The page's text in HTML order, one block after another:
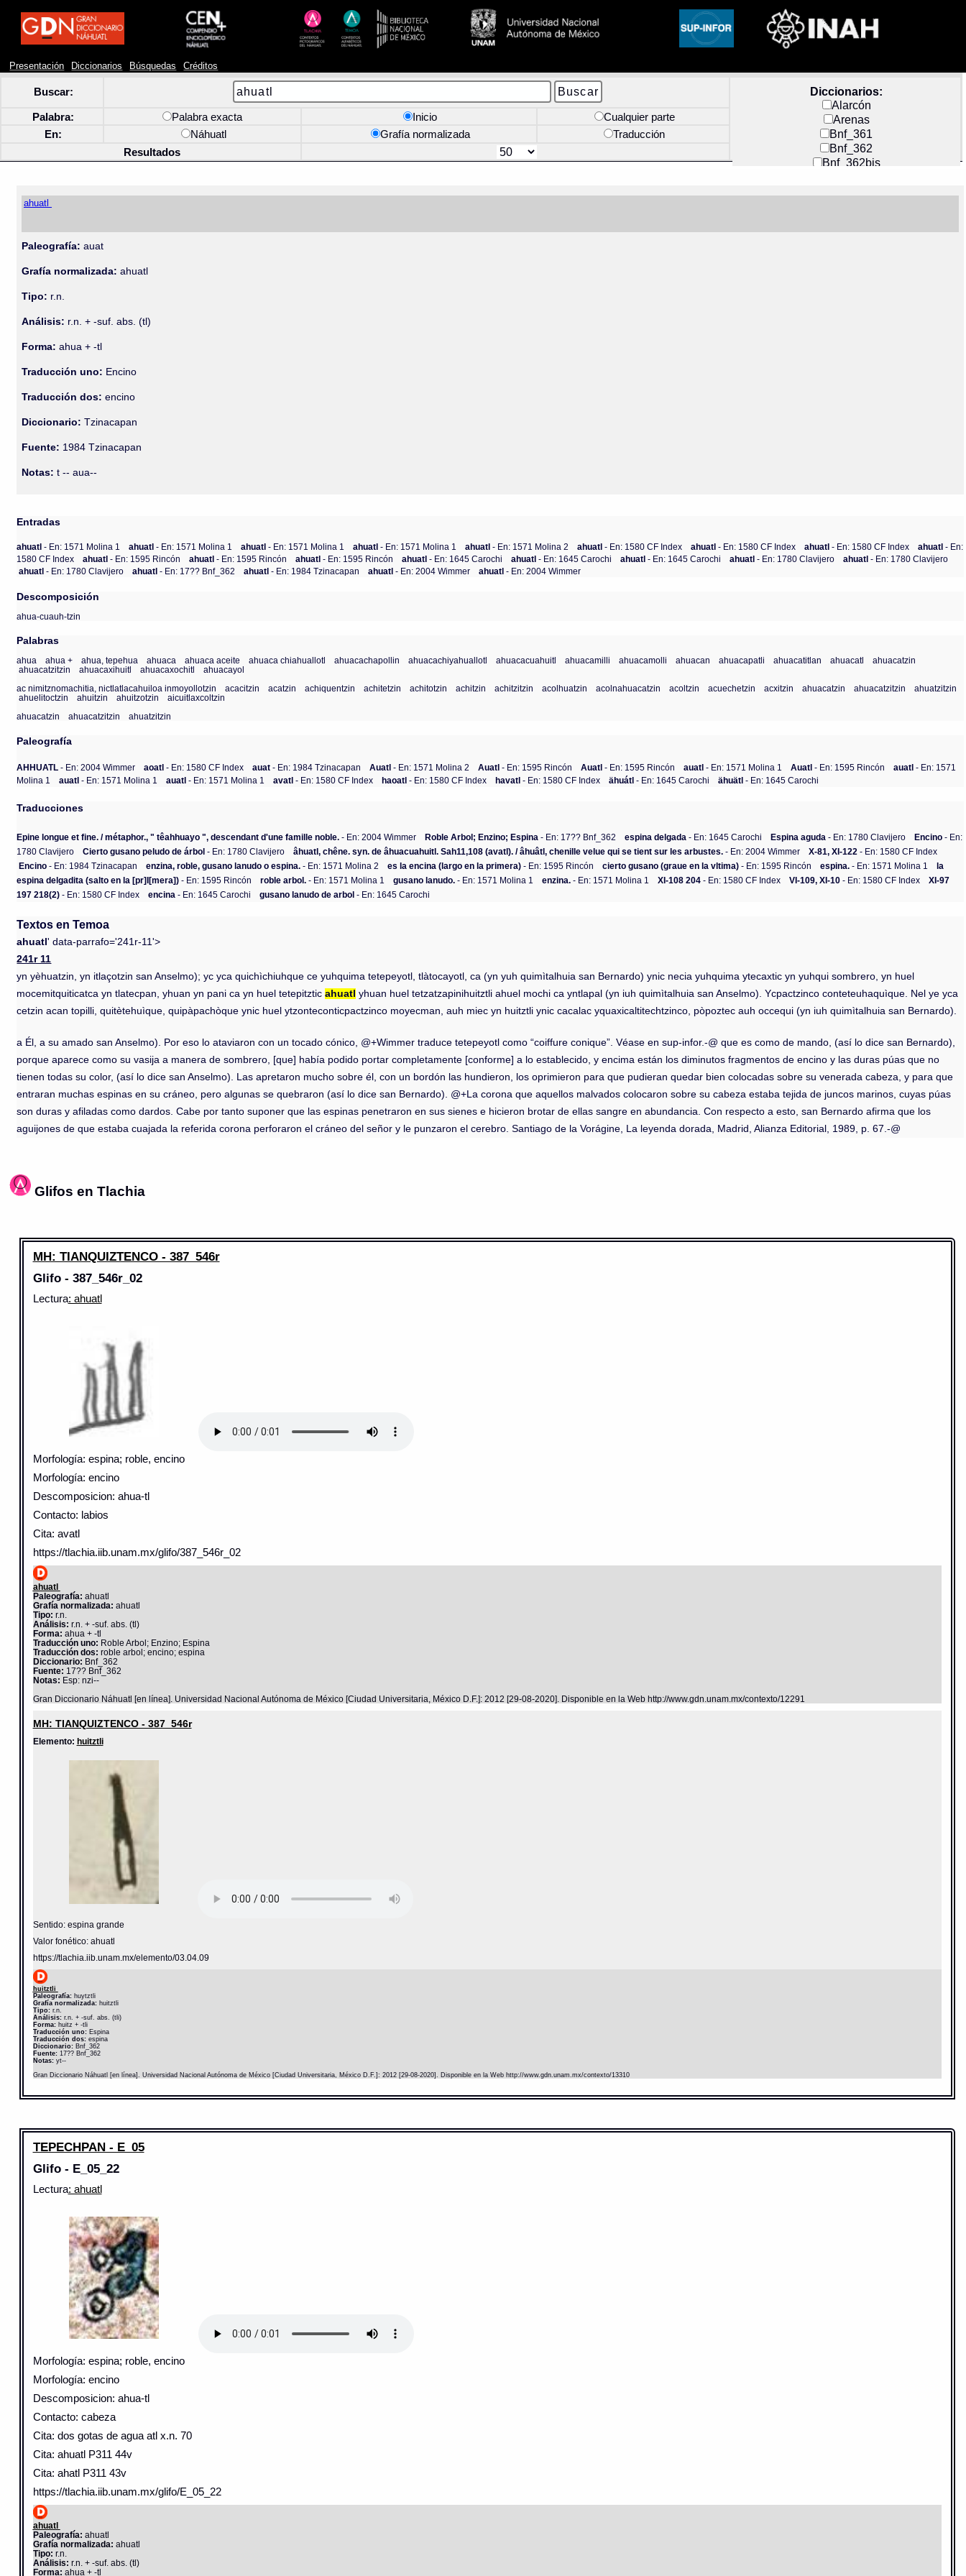
Presentación Diccionarios Búsquedas Créditos
Buscar:
Diccionarios:
Alarcón
Arenas
Bnf_361
Bnf_362
Bnf_362bis
Docs_México
Palabra: Palabra exacta Inicio
Cualquier parte
En:
Náhuatl Grafía normalizada
Traducción
Resultados
ahuatl
Paleografía: auat
Grafía normalizada: ahuatl
Tipo: r.n.
Análisis: r.n. + -suf. abs. (tl)
Forma: ahua + -tl
Traducción uno: Encino
Traducción dos: encino
Diccionario:Tzinacapan
Fuente: 1984 Tzinacapan
Notas: t -- aua--
Entradas
ahuatl- En: 1571 Molina 1 ahuatl- En: 1571 Molina 1 ahuatl- En: 1571 Molina 1 ahuatl- En: 1571 Molina 1 ahuatl- En: 1571 Molina 2 ahuatl- En: 1580 CF Index ahuatl- En: 1580 CF Index ahuatl- En: 1580 CF Index ahuatl- En:
1580 CF Index
ahuatl- En: 1595 Rincón ahuatl- En: 1595 Rincón ahuatl- En: 1595 Rincón ahuatl- En: 1645 Carochi ahuatl- En: 1645 Carochi ahuatl- En: 1645 Carochi ahuatl- En: 1780 Clavijero ahuatl- En: 1780 Clavijero
ahuatl- En: 1780 Clavijero ahuatl- En: 17?? Bnf_362 ahuatl- En: 1984 Tzinacapan ahuatl- En: 2004 Wimmer ahuatl- En: 2004 Wimmer
Descomposición
ahua-cuauh-tzin
Palabras
ahua ahua + ahua, tepehua ahuaca ahuaca aceite ahuaca chiahuallotl ahuacachapollin ahuacachiyahuallotl ahuacacuahuitl ahuacamilli ahuacamolli ahuacan ahuacapatli ahuacatitlan ahuacatl
ahuacatzin
ahuacatzitzin
ahuacaxihuitl ahuacaxochitl
ahuacayol
ac nimitznomachitia, nictlatlacahuiloa inmoyollotzin
acacitzin acatzin achiquentzin achitetzin achitotzin achitzin achitzitzin acolhuatzin acolnahuacatzin acoltzin acuechetzin acxitzin ahuacatzin ahuacatzitzin
ahuatzitzin
ahuelitoctzin
ahuitzin ahuitzotzin
aicuitlaxcoltzin
ahuacatzin
ahuacatzitzin ahuatzitzin
Paleografía
AHHUATL - En: 2004 Wimmer aoatl - En: 1580 CF Index auat - En: 1984 Tzinacapan Auatl - En: 1571 Molina 2 Auatl - En: 1595 Rincón Auatl - En: 1595 Rincón auatl - En: 1571 Molina 1 Auatl - En: 1595 Rincón auatl - En: 1571
Molina 1
auatl - En: 1571 Molina 1 auatl - En: 1571 Molina 1 avatl - En: 1580 CF Index haoatl - En: 1580 CF Index havatl - En: 1580 CF Index ähuátl - En: 1645 Carochi ähuätl - En: 1645 Carochi
Traducciones
Epine longue et fine. / métaphor., " têahhuayo ", descendant d'une famille noble. - En: 2004 Wimmer Roble Arbol; Enzino; Espina - En: 17?? Bnf_362 espina delgada - En: 1645 Carochi Espina aguda - En: 1780 Clavijero Encino - En:
1780 Clavijero
Cierto gusano peludo de árbol - En: 1780 Clavijero âhuatl, chêne. syn. de âhuacuahuitl. Sah11,108 (avatl). / âhuâtl, chenille velue qui se tient sur les arbustes. - En: 2004 Wimmer X-81, XI-122 - En: 1580 CF Index
Encino - En: 1984 Tzinacapan enzina, roble, gusano lanudo o espina. - En: 1571 Molina 2 es la encina (largo en la primera) - En: 1595 Rincón cierto gusano (graue en la vltima) - En: 1595 Rincón espina. - En: 1571 Molina 1
la
espina delgadita (salto en la [pr]I[mera]) - En: 1595 Rincón roble arbol. - En: 1571 Molina 1 gusano lanudo. - En: 1571 Molina 1 enzina. - En: 1571 Molina 1 XI-108 204 - En: 1580 CF Index VI-109, XI-10 - En: 1580 CF Index
XI-97
197 218(2) - En: 1580 CF Index encina - En: 1645 Carochi gusano lanudo de arbol - En: 1645 Carochi
Textos en Temoa
ahuatl' data-parrafo='241r-11'>
241r 11
yn yèhuatzin, yn itlaçotzin san Anselmo); yc yca quichìchiuhque ce yuhquima tetepeyotl, tlàtocayotl, ca (yn yuh quimìtalhuia san Bernardo) ynic necia yuhquima ytecaxtic yn yuhqui sombrero, yn huel
mocemitquiticatca yn tlatecpan, yhuan yn pani ca yn huel tetepitzticahuatl yhuan huel tetzatzapinihuitztli ahuel mochi ca yntlapal (yn iuh quimìtalhuia san Anselmo). Ycpactzinco conteteuhaquìque. Nel ye yca
cetzin acan topilli, quitètehuìque, quipàpachòque ynic huel ytzonteconticpactzinco moyecman, auh miec yn huitztli ynic cacalac yquaxicaltitechtzinco, pòpoztec auh occequi (yn iuh quimìtalhuia san Bernardo).
a Él, a su amado san Anselmo). Por eso lo ataviaron con un tocado cónico, @+Wimmer traduce tetepeyotl como “coiffure conique”. Véase en sup-infor.-@ que es como de mando, (así lo dice san Bernardo),
porque aparece como su vasija a manera de sombrero, [que] había podido portar completamente [conforme] a lo establecido, y encima están los diminutos fragmentos de encino y las duras púas que no
tienen todas su color, (así lo dice san Anselmo). Las apretaron mucho sobre él, con un bordón las hundieron, los oprimieron para que pudieran quedar bien colocadas sobre su venerada cabeza, y para que
entraran muchas espinas en su cráneo, pero algunas se quebraron (así lo dice san Bernardo). @+La corona que aquellos malvados colocaron sobre su cabeza estaba tejida de juncos marinos, cuyas púas
son duras y afiladas como dardos. Cabe por tanto suponer que las espinas penetraron en sus sienes e hicieron brotar de ellas sangre en abundancia. Con respecto a esto, san Bernardo afirma que los
aguijones de que estaba cuajada la referida corona perforaron el cráneo del señor y le punzaron el cerebro. Santiago de la Vorágine, La leyenda dorada, Madrid, Alianza Editorial, 1989, p. 67.-@
Glifos en Tlachia
MH: TIANQUIZTENCO - 387_546r
Glifo - 387_546r_02
Lectura: ahuatl
Morfología: espina; roble, encino
Morfología: encino
Descomposicion: ahua-tl
Contacto: labios
Cita: avatl
https://tlachia.iib.unam.mx/glifo/387_546r_02
ahuatl
Paleografía: ahuatl
Grafía normalizada: ahuatl
Tipo: r.n.
Análisis: r.n. + -suf. abs. (tl)
Forma: ahua + -tl
Traducción uno: Roble Arbol; Enzino; Espina
Traducción dos: roble arbol; encino; espina
Diccionario: Bnf_362
Fuente: 17?? Bnf_362
Notas: Esp: nzi--
Gran Diccionario Náhuatl [en línea]. Universidad Nacional Autónoma de México [Ciudad Universitaria, México D.F.]: 2012 [29-08-2020]. Disponible en la Web http://www.gdn.unam.mx/contexto/12291
MH: TIANQUIZTENCO - 387_546r
Elemento: huitztli
Sentido: espina grande
Valor fonético: ahuatl
https://tlachia.iib.unam.mx/elemento/03.04.09
huitztli
Paleografía:huytztli
Grafía normalizada:huitztli
Tipo:r.n.
Análisis:r.n. + -suf. abs. (tli)
Forma:huitz + -tli
Traducción uno:Espina
Traducción dos:espina
Diccionario: Bnf_362
Fuente:17?? Bnf_362
Notas:yt--
Gran Diccionario Náhuatl [en línea]. Universidad Nacional Autónoma de México [Ciudad Universitaria, México D.F.]: 2012 [29-08-2020]. Disponible en la Web http://www.gdn.unam.mx/contexto/13310
TEPECHPAN - E_05
Glifo - E_05_22
Lectura: ahuatl
Morfología: espina; roble, encino
Morfología: encino
Descomposicion: ahua-tl
Contacto: cabeza
Cita: dos gotas de agua atl x.n. 70
Cita: ahuatl P311 44v
Cita: ahatl P311 43v
https://tlachia.iib.unam.mx/glifo/E_05_22
ahuatl
Paleografía: ahuatl
Grafía normalizada: ahuatl
Tipo: r.n.
Análisis: r.n. + -suf. abs. (tl)
Forma: ahua + -tl